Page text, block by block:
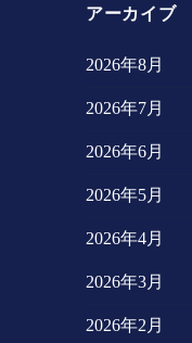
アーカイブ
2026年8月
2026年7月
2026年6月
2026年5月
2026年4月
2026年3月
2026年2月